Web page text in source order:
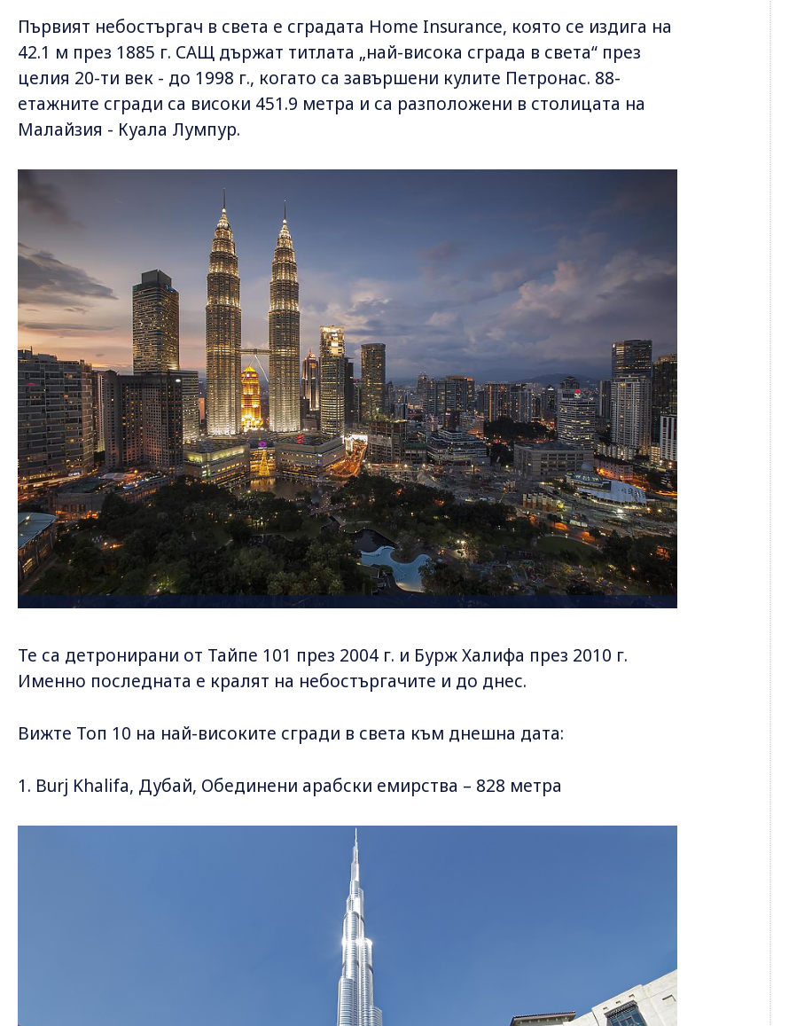
Първият небостъргач в света е сградата Home Insurance, която се издига на
42.1 м през 1885 г. САЩ държат титлата „най-висока сграда в света“ през
целия 20-ти век - до 1998 г., когато са завършени кулите Петронас. 88-
етажните сгради са високи 451.9 метра и са разположени в столицата на
Малайзия - Куала Лумпур.
Те са детронирани от Тайпе 101 през 2004 г. и Бурж Халифа през 2010 г.
Именно последната е кралят на небостъргачите и до днес.
Вижте Топ 10 на най-високите сгради в света към днешна дата:
1. Burj Khalifa, Дубай, Обединени арабски емирства – 828 метра